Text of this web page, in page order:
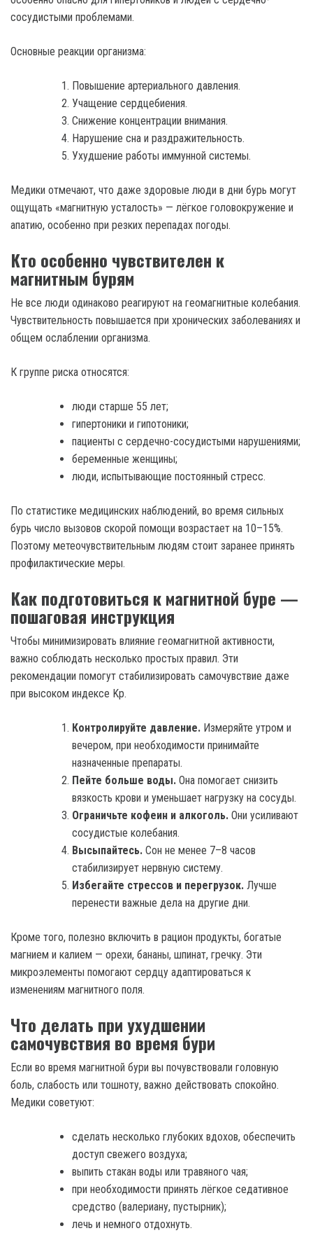
сосудистыми проблемами.
Основные реакции организма:
Повышение артериального давления.
Учащение сердцебиения.
Снижение концентрации внимания.
Нарушение сна и раздражительность.
Ухудшение работы иммунной системы.
Медики отмечают, что даже здоровые люди в дни бурь могут
ощущать «магнитную усталость» — лёгкое головокружение и
апатию, особенно при резких перепадах погоды.
Кто особенно чувствителен к
магнитным бурям
Не все люди одинаково реагируют на геомагнитные колебания.
Чувствительность повышается при хронических заболеваниях и
общем ослаблении организма.
К группе риска относятся:
люди старше 55 лет;
гипертоники и гипотоники;
пациенты с сердечно-сосудистыми нарушениями;
беременные женщины;
люди, испытывающие постоянный стресс.
По статистике медицинских наблюдений, во время сильных
бурь число вызовов скорой помощи возрастает на 10–15%.
Поэтому метеочувствительным людям стоит заранее принять
профилактические меры.
Как подготовиться к магнитной буре —
пошаговая инструкция
Чтобы минимизировать влияние геомагнитной активности,
важно соблюдать несколько простых правил. Эти
рекомендации помогут стабилизировать самочувствие даже
при высоком индексе Kp.
Контролируйте давление. Измеряйте утром и
вечером, при необходимости принимайте
назначенные препараты.
Пейте больше воды. Она помогает снизить
вязкость крови и уменьшает нагрузку на сосуды.
Ограничьте кофеин и алкоголь. Они усиливают
сосудистые колебания.
Высыпайтесь. Сон не менее 7–8 часов
стабилизирует нервную систему.
Избегайте стрессов и перегрузок. Лучше
перенести важные дела на другие дни.
Кроме того, полезно включить в рацион продукты, богатые
магнием и калием — орехи, бананы, шпинат, гречку. Эти
микроэлементы помогают сердцу адаптироваться к
изменениям магнитного поля.
Что делать при ухудшении
самочувствия во время бури
Если во время магнитной бури вы почувствовали головную
боль, слабость или тошноту, важно действовать спокойно.
Медики советуют:
сделать несколько глубоких вдохов, обеспечить
доступ свежего воздуха;
выпить стакан воды или травяного чая;
при необходимости принять лёгкое седативное
средство (валериану, пустырник);
лечь и немного отдохнуть.